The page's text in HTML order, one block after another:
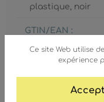
Ce site Web utilise
expérience
plastique, noir
GTIN/EAN :